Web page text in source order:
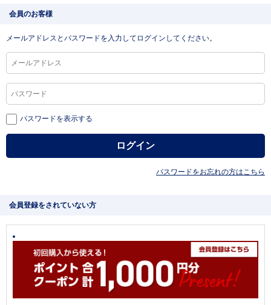
会員のお客様
メールアドレスとパスワードを入力してログインしてください。
パスワードを表示する
パスワードをお忘れの方はこちら
会員登録をされていない方